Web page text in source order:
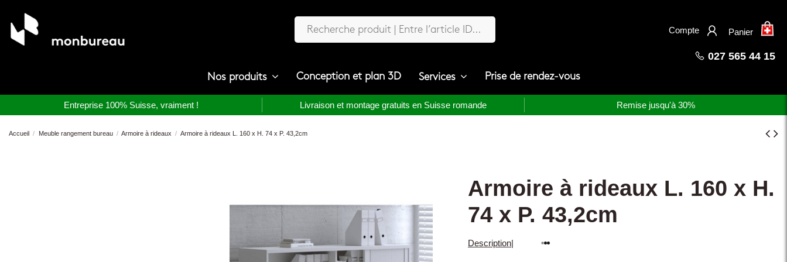
×
Compte Panier
027 565 44 15
Nos produits Conception et plan 3D Services Prise de rendez-vous
Entreprise 100% Suisse, vraiment ! Livraison et montage gratuits en Suisse romande Remise jusqu'à 30%
Accueil Meuble rangement bureau Armoire à rideaux Armoire à rideaux L. 160 x H. 74 x P. 43,2cm
Armoire à rideaux L. 160 x H.
74 x P. 43,2cm
Description|